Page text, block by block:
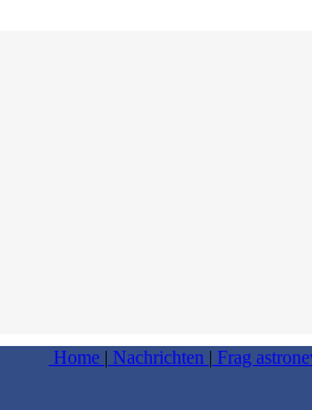
Home | Nachrichten | Frag